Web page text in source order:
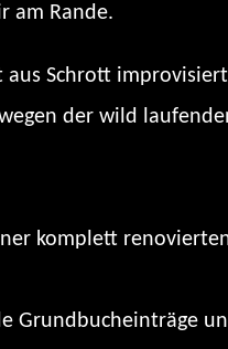
am Rande.
Schrott
der wild
komplett
Grundbucheinträge